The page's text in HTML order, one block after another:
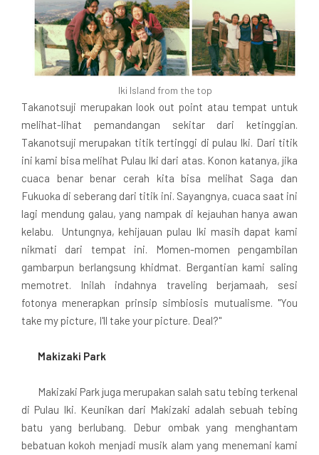
Iki Island from the top
Takanotsuji merupakan look out point atau tempat untuk
melihat-lihat pemandangan sekitar dari ketinggian.
Takanotsuji merupakan titik tertinggi di pulau Iki. Dari titik
ini kami bisa melihat Pulau Iki dari atas. Konon katanya, jika
cuaca benar benar cerah kita bisa melihat Saga dan
Fukuoka di seberang dari titik ini. Sayangnya, cuaca saat ini
lagi mendung galau, yang nampak di kejauhan hanya awan
kelabu. Untungnya, kehijauan pulau Iki masih dapat kami
nikmati dari tempat ini. Momen-momen pengambilan
gambarpun berlangsung khidmat. Bergantian kami saling
memotret. Inilah indahnya traveling berjamaah, sesi
fotonya menerapkan prinsip simbiosis mutualisme. "You
take my picture, I'll take your picture. Deal?"
Makizaki Park
Makizaki Park juga merupakan salah satu tebing terkenal
di Pulau Iki. Keunikan dari Makizaki adalah sebuah tebing
batu yang berlubang. Debur ombak yang menghantam
bebatuan kokoh menjadi musik alam yang menemani kami